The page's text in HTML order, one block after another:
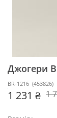
Джогери
BR-1216 (453826)
1 231 ₴ 1